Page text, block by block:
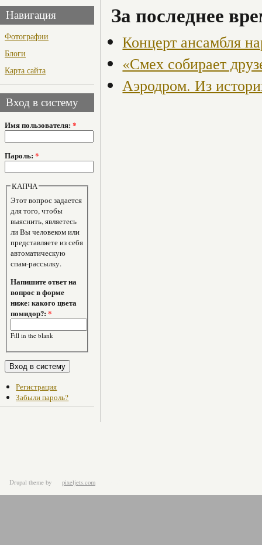
Навигация
Фотографии
Блоги
Карта сайта
Вход в систему
Имя пользователя: *
Пароль: *
КАПЧА
Этот вопрос задается
для того, чтобы
выяснить, являетесь
ли Вы человеком или
представляете из себя
автоматическую
спам-рассылку.
Напишите ответ на
вопрос в форме
ниже: какого цвета
помидор?:*
Fill in the blank
Регистрация
Забыли пароль?
За последнее
Концерт ансамбля
«Смех собирает
Аэродром. Из
Drupal theme by pixeljets.com